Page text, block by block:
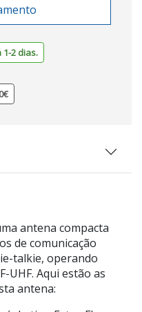
2 dias.
antena compacta
de comunicação
talkie, operando
UHF. Aqui estão as
antena: